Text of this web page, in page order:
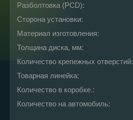
Разболтовка (PCD):
Сторона установки:
Материал изготовления:
Толщина диска, мм:
Количество крепежных отверстий:
Товарная линейка:
Количество в коробке.:
Количество на автомобиль: